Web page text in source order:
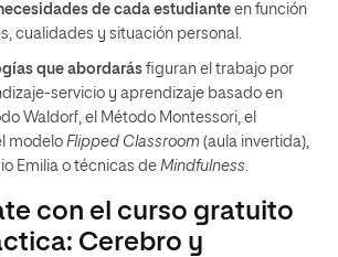
de cada estudiante en función
cualidades y situación personal.
que abordarás figuran el trabajo por
servicio y aprendizaje basado en
Waldorf, el Método Montessori, el
modelo Flipped Classroom (aula invertida),
Emilia o técnicas de Mindfulness.
con el curso gratuito
Cerebro y